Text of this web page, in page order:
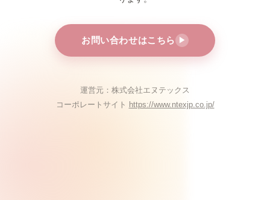
お問い合わせはこちら ▶
運営元：株式会社エヌテックス
コーポレートサイト https://www.ntexjp.co.jp/